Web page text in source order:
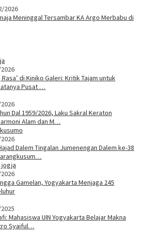
2026
Meninggal Tersambar KA Argo Merbabu di
Rasa’ di Kiniko Galeri: Kritik Tajam untuk
Pusat …
Dal 1959/2026, Laku Sakral Keraton
Alam dan M…
Dalem Tingalan Jumenengan Dalem ke-38
Gamelan, Yogyakarta Menjaga 245
Mahasiswa UIN Yogyakarta Belajar Makna
Syaiful…